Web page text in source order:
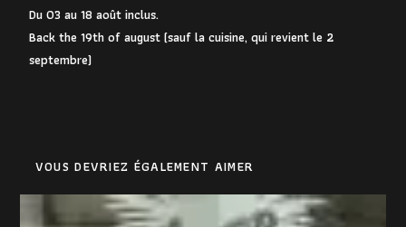
Du 03 au 18 août inclus.
Back the 19th of august (sauf la cuisine, qui revient le 2
septembre)
VOUS DEVRIEZ ÉGALEMENT AIMER